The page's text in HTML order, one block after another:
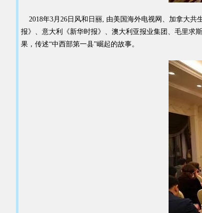
2018年3月26日风和日丽, 由美国海外电视网、加拿大共
报》、意大利《新华时报》、澳大利亚报业集团、毛里求
果，传述“中西部第一县”崛起的故事。